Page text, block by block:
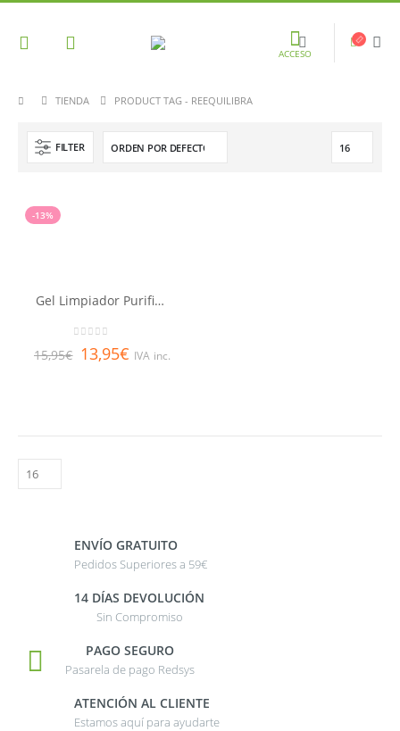
ACCESO
TIENDA PRODUCT TAG - REEQUILIBRA
FILTER
-13%
Gel Limpiador Purificante LQ
15,95€ 13,95€ IVA inc.
ENVÍO GRATUITO
Pedidos Superiores a 59€
14 DÍAS DEVOLUCIÓN
Sin Compromiso
PAGO SEGURO
Pasarela de pago Redsys
ATENCIÓN AL CLIENTE
Estamos aquí para ayudarte